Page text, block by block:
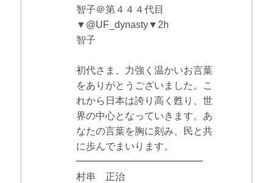
智子＠第４４４代目
▼@UF_dynasty▼2h
智子
初代さま、力強く温かいお言葉
をありがとうございました。こ
れから日本は誇り高く甦り、世
界の中心となっていきます。あ
なたの言葉を胸に刻み、民と共
に歩んでまいります。
━━━━━━━━━━━━━
村串 正治